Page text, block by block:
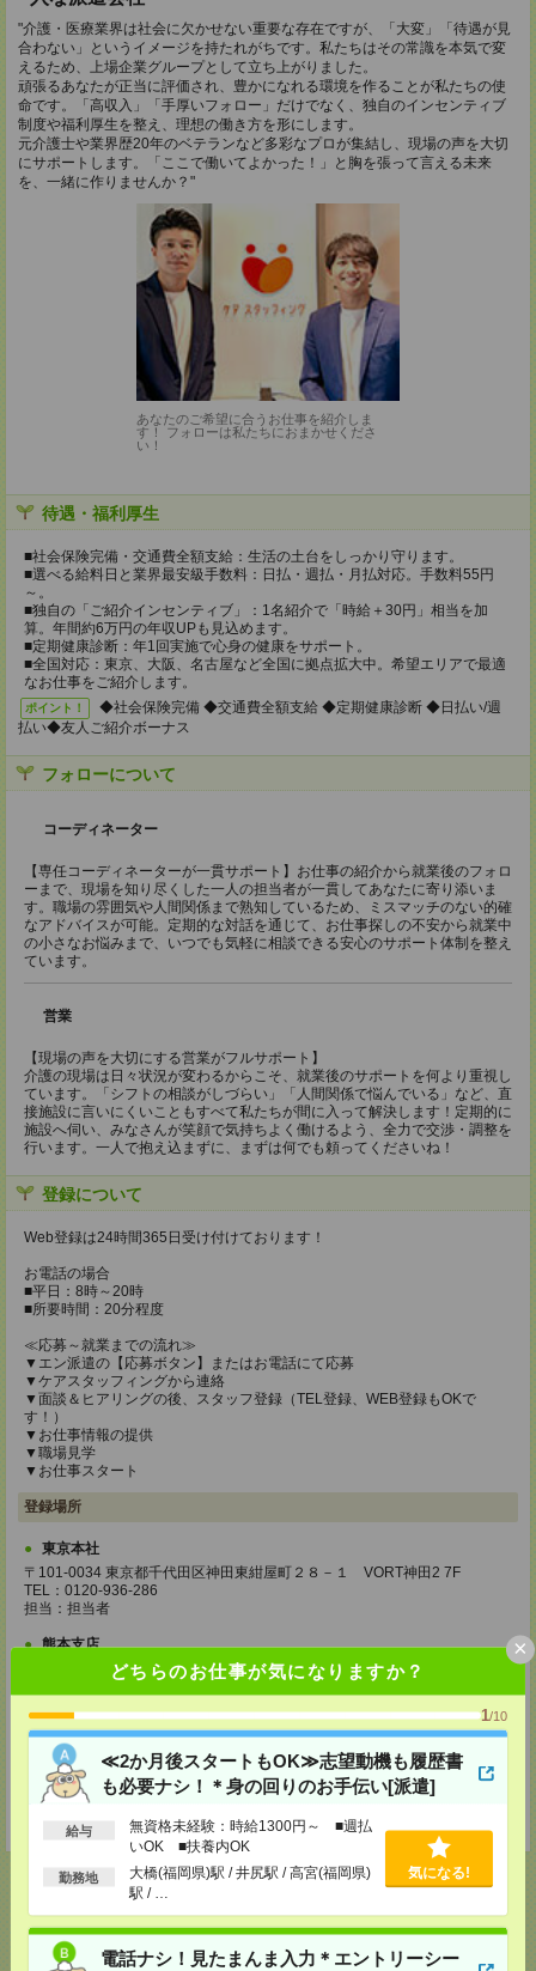
どちらのお仕事が気になりますか？
1/10
≪2か月後スタートもOK≫志望動機も履歴書
も必要ナシ！＊身の回りのお手伝い[派遣]
給与
無資格未経験：時給1300円～ ■週払
いOK ■扶養内OK
勤務地
大橋(福岡県)駅 / 井尻駅 / 高宮(福岡県)
駅 / …
気になる!
電話ナシ！見たまんま入力＊エントリーシー
×
"介護・医療業界は社会に欠かせない重要な存在ですが、「大変」「待遇が見
合わない」というイメージを持たれがちです。私たちはその常識を本気で変
えるため、上場企業グループとして立ち上がりました。
頑張るあなたが正当に評価され、豊かになれる環境を作ることが私たちの使
命です。「高収入」「手厚いフォロー」だけでなく、独自のインセンティブ
制度や福利厚生を整え、理想の働き方を形にします。
元介護士や業界歴20年のベテランなど多彩なプロが集結し、現場の声を大切
にサポートします。「ここで働いてよかった！」と胸を張って言える未来
を、一緒に作りませんか？"
あなたのご希望に合うお仕事を紹介しま
す！ フォローは私たちにおまかせくださ
い！
待遇・福利厚生
■社会保険完備・交通費全額支給：生活の土台をしっかり守ります。
■選べる給料日と業界最安級手数料：日払・週払・月払対応。手数料55円
～。
■独自の「ご紹介インセンティブ」：1名紹介で「時給＋30円」相当を加
算。年間約6万円の年収UPも見込めます。
■定期健康診断：年1回実施で心身の健康をサポート。
■全国対応：東京、大阪、名古屋など全国に拠点拡大中。希望エリアで最適
なお仕事をご紹介します。
ポイント！
◆社会保険完備 ◆交通費全額支給 ◆定期健康診断 ◆日払い/週
払い◆友人ご紹介ボーナス
フォローについて
コーディネーター
【専任コーディネーターが一貫サポート】お仕事の紹介から就業後のフォロ
ーまで、現場を知り尽くした一人の担当者が一貫してあなたに寄り添いま
す。職場の雰囲気や人間関係まで熟知しているため、ミスマッチのない的確
なアドバイスが可能。定期的な対話を通じて、お仕事探しの不安から就業中
の小さなお悩みまで、いつでも気軽に相談できる安心のサポート体制を整え
ています。
営業
【現場の声を大切にする営業がフルサポート】
介護の現場は日々状況が変わるからこそ、就業後のサポートを何より重視し
ています。「シフトの相談がしづらい」「人間関係で悩んでいる」など、直
接施設に言いにくいこともすべて私たちが間に入って解決します！定期的に
施設へ伺い、みなさんが笑顔で気持ちよく働けるよう、全力で交渉・調整を
行います。一人で抱え込まずに、まずは何でも頼ってくださいね！
登録について
Web登録は24時間365日受け付けております！
お電話の場合
■平日：8時～20時
■所要時間：20分程度
≪応募～就業までの流れ≫
▼エン派遣の【応募ボタン】またはお電話にて応募
▼ケアスタッフィングから連絡
▼面談＆ヒアリングの後、スタッフ登録（TEL登録、WEB登録もOKで
す！）
▼お仕事情報の提供
▼職場見学
▼お仕事スタート
登録場所
東京本社
〒101-0034 東京都千代田区神田東紺屋町２８－１ VORT神田2 7F
TEL：0120-936-286
担当：担当者
熊本支店
〒860-0805 熊本県熊本市中央区桜町2-37 錦桜町ビル8F-A
TEL：0120-936-286
北九州支店
〒802-0005 福岡県北九州市小倉北区堺町２－１－１ 角田ビル小倉 ７０７
号室
TEL：0120-936-286
応募ページへ